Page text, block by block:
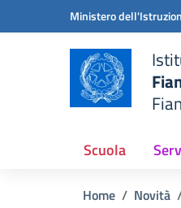
Vai ai contenuti
Vai al menu di navigazione
Ministero
Scuola
Home Novità